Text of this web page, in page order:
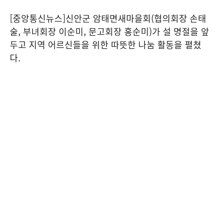
[중앙통신뉴스]신안군 암태면새마을회(협의회장 손태
술, 부녀회장 이순미, 문고회장 홍순미)가 설 명절을 앞
두고 지역 어르신들을 위한 따뜻한 나눔 활동을 펼쳤
다.